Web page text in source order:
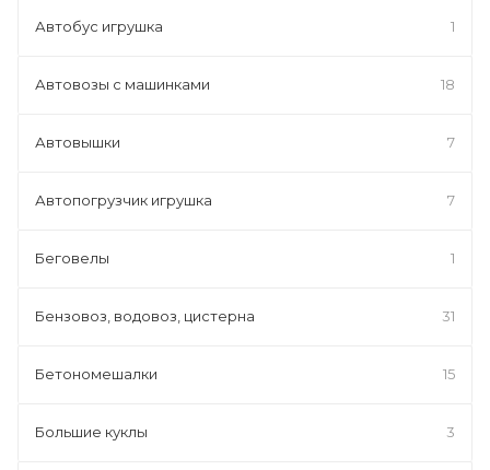
Автобус игрушка 1
Автовозы с машинками 18
Автовышки 7
Автопогрузчик игрушка 7
Беговелы 1
Бензовоз, водовоз, цистерна 31
Бетономешалки 15
Большие куклы 3